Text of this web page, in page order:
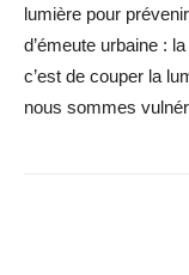
lumière pour
d’émeute urbaine :
c’est de couper la
nous sommes